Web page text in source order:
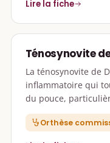
Lire la fiche
Ténosynovite
La ténosynovite de
inflammatoire qui
du pouce,
Orthèse